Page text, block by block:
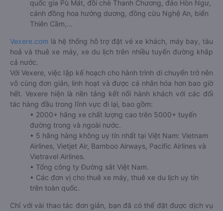
quốc gia Pù Mát, đồi chè Thanh Chương, đảo Hòn Ngư,
cánh đồng hoa hướng dương, đồng cừu Nghệ An, biển
Thiên Cầm,...
Vexere.com là hệ thống hỗ trợ đặt vé xe khách, máy bay, tàu
hoả và thuê xe máy, xe du lịch trên nhiều tuyến đường khắp
cả nước.
Với Vexere, việc lập kế hoạch cho hành trình di chuyển trở nên
vô cùng đơn giản, linh hoạt và được cá nhân hóa hơn bao giờ
hết. Vexere hiện là nền tảng kết nối hành khách với các đối
tác hàng đầu trong lĩnh vực đi lại, bao gồm:
• 2000+ hãng xe chất lượng cao trên 5000+ tuyến
đường trong và ngoài nước.
• 5 hãng hàng không uy tín nhất tại Việt Nam: Vietnam
Airlines, Vietjet Air, Bamboo Airways, Pacific Airlines và
Vietravel Airlines.
• Tổng công ty Đường sắt Việt Nam.
• Các đơn vị cho thuê xe máy, thuê xe du lịch uy tín
trên toàn quốc.
Chỉ với vài thao tác đơn giản, bạn đã có thể đặt được dịch vụ